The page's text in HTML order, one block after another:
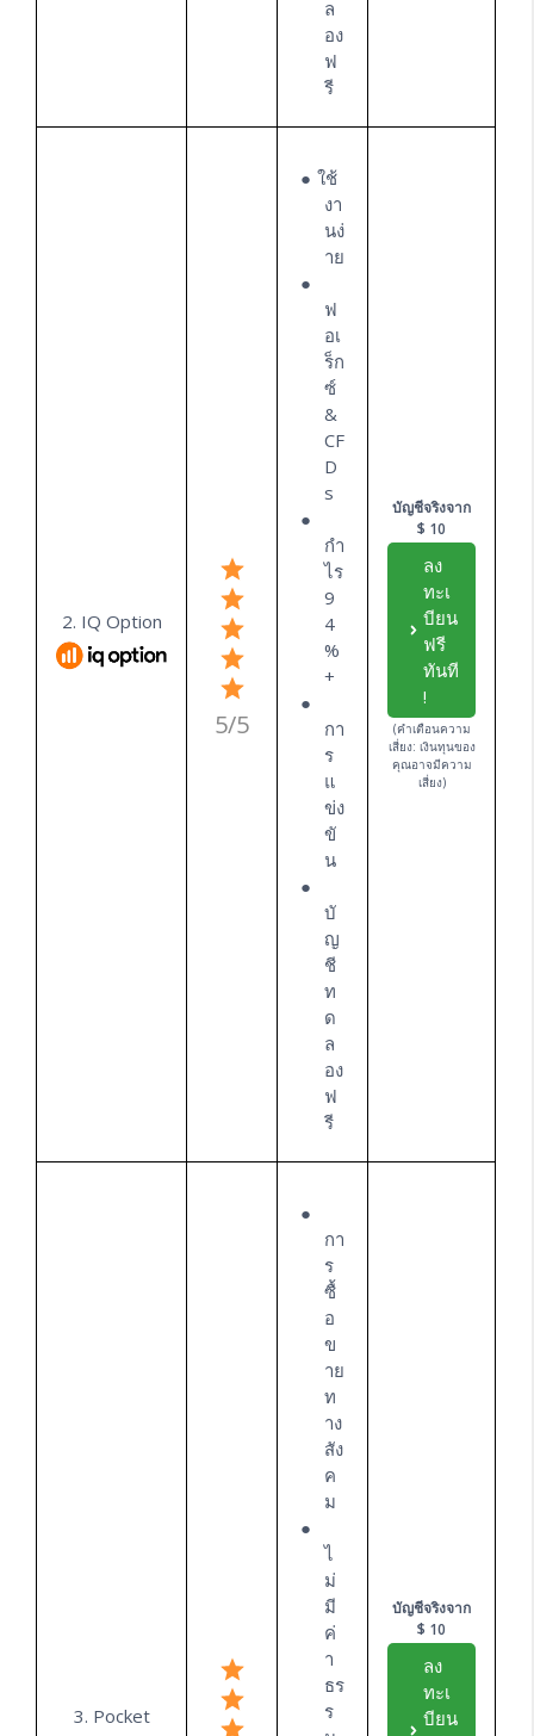
ล
อง
ฟ
รี
2. IQ Option
5/5
ใช้
งา
นง่
าย
ฟ
อเ
ร็ก
ซ์
&
CF
D
s
กำ
ไร
9
4
%
+
กา
ร
แ
ข่ง
ขั
น
บั
ญ
ชี
ท
ด
ล
อง
ฟ
รี
บัญชีจริงจาก
$ 10
ลง
ทะเ
บียน
ฟรี
ทันที
!
(คำเตือนความ
เสี่ยง: เงินทุนของ
คุณอาจมีความ
เสี่ยง)
3. Pocket
กา
ร
ซื้
อ
ข
าย
ท
าง
สัง
ค
ม
ไ
ม่
มี
ค่
า
ธร
ร
บัญชีจริงจาก
$ 10
ลง
ทะเ
บียน